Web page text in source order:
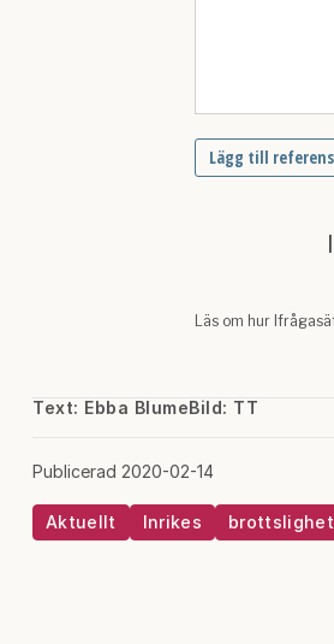
Text: Ebba BlumeBild: TT
Publicerad 2020-02-14
Aktuellt Inrikes brottslighet